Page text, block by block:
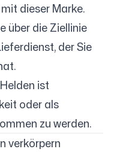
dieser Marke.
über die Ziellinie
der Sie
ist
oder als
zu werden.
verkörpern